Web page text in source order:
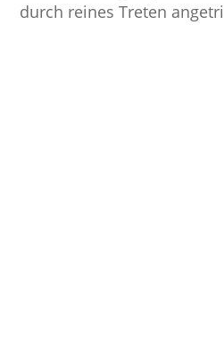
durch reines Treten